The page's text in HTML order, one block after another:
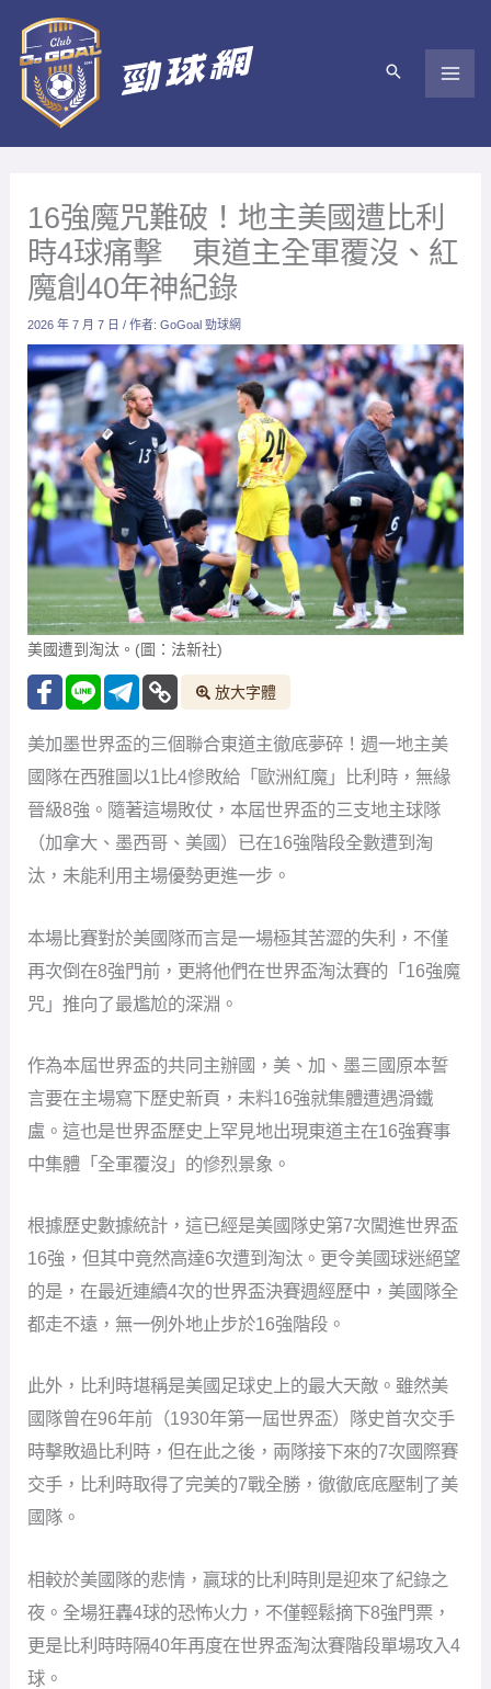
內
16強魔咒難破！地主美國遭比利
時4球痛擊 東道主全軍覆沒、紅
魔創40年神紀錄
2026 年 7 月 7 日/ 作者:GoGoal 勁球網
美國遭到淘汰。(圖：法新社)
放大字體
美加墨世界盃的三個聯合東道主徹底夢碎！週一地主美
國隊在西雅圖以1比4慘敗給「歐洲紅魔」比利時，無緣
晉級8強。隨著這場敗仗，本屆世界盃的三支地主球隊
（加拿大、墨西哥、美國）已在16強階段全數遭到淘
汰，未能利用主場優勢更進一步。
本場比賽對於美國隊而言是一場極其苦澀的失利，不僅
再次倒在8強門前，更將他們在世界盃淘汰賽的「16強魔
咒」推向了最尷尬的深淵。
作為本屆世界盃的共同主辦國，美、加、墨三國原本誓
言要在主場寫下歷史新頁，未料16強就集體遭遇滑鐵
盧。這也是世界盃歷史上罕見地出現東道主在16強賽事
中集體「全軍覆沒」的慘烈景象。
根據歷史數據統計，這已經是美國隊史第7次闖進世界盃
16強，但其中竟然高達6次遭到淘汰。更令美國球迷絕望
的是，在最近連續4次的世界盃決賽週經歷中，美國隊全
都走不遠，無一例外地止步於16強階段。
此外，比利時堪稱是美國足球史上的最大天敵。雖然美
國隊曾在96年前（1930年第一屆世界盃）隊史首次交手
時擊敗過比利時，但在此之後，兩隊接下來的7次國際賽
交手，比利時取得了完美的7戰全勝，徹徹底底壓制了美
國隊。
相較於美國隊的悲情，贏球的比利時則是迎來了紀錄之
夜。全場狂轟4球的恐怖火力，不僅輕鬆摘下8強門票，
更是比利時時隔40年再度在世界盃淘汰賽階段單場攻入4
球。